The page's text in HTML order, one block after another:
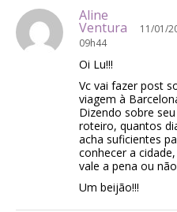
Aline
Ventura
11/01/
09h44
Oi Lu!!!
Vc vai fazer post
viagem à
Dizendo sobre seu
roteiro, quantos
acha suficientes
conhecer a
vale a pena ou
Um beijão!!!